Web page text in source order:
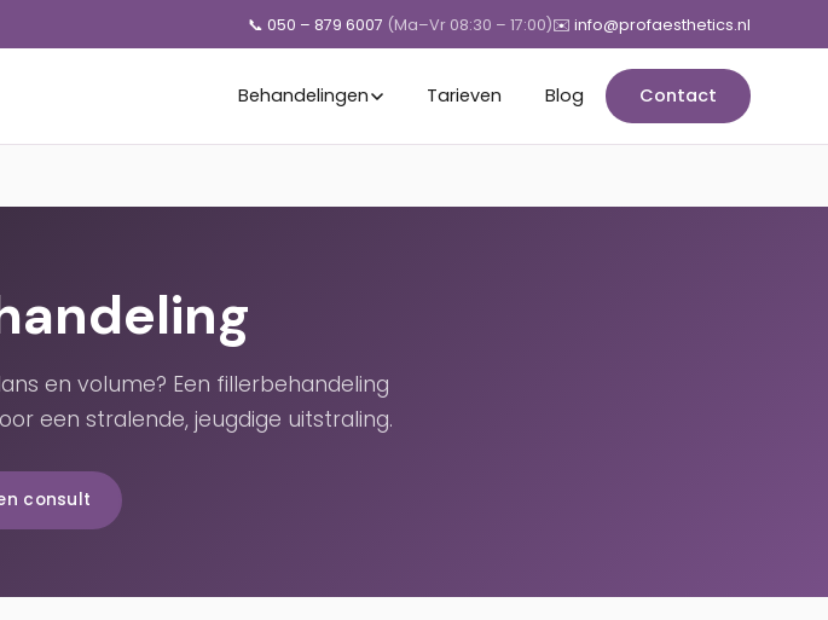
📞 050 – 879 6007 (Ma–Vr 08:30 – 17:00)✉️ info@profaesthetics.nl
Behandelingen Tarieven Blog Contact
en volume? Een fillerbehandeling
een stralende, jeugdige uitstraling.
consult